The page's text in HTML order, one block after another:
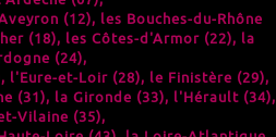
(12), les Bouches-du-Rhône
(18), les Côtes-d'Armor (22), la
(24),
, l'Eure-et-Loir (28), le Finistère (29),
(31), la Gironde (33), l'Hérault (34),
Vilaine (35),